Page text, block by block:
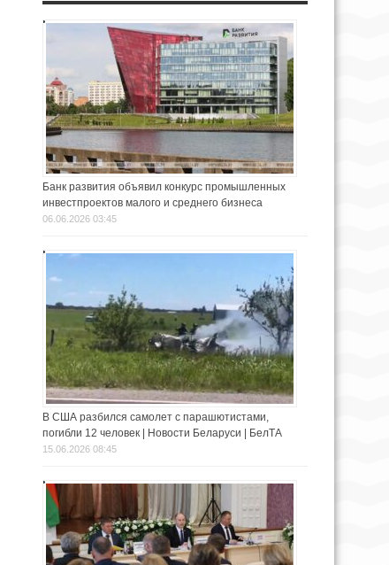
Банк развития объявил конкурс промышленных
инвестпроектов малого и среднего бизнеса
06.06.2026 03:45
В США разбился самолет с парашютистами,
погибли 12 человек | Новости Беларуси | БелТА
15.06.2026 08:45